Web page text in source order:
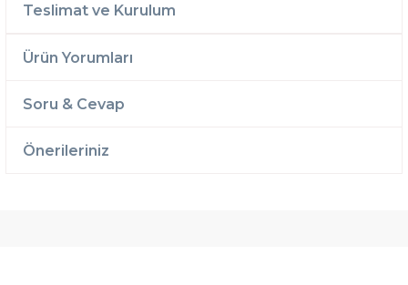
Teslimat ve Kurulum
Ürün Yorumları
Soru & Cevap
Önerileriniz